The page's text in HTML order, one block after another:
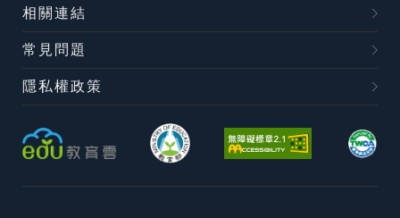
相關連結
常見問題
隱私權政策